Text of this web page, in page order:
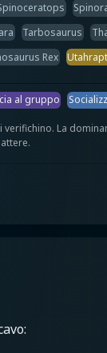
Tarbosaurus
Rex
al gruppo
La